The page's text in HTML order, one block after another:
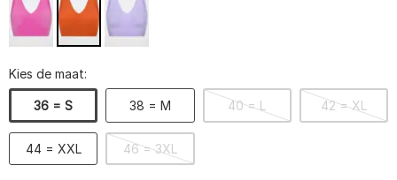
Kies de maat:
36 = S 38 = M 40 = L 42 = XL
44 = XXL 46 = 3XL